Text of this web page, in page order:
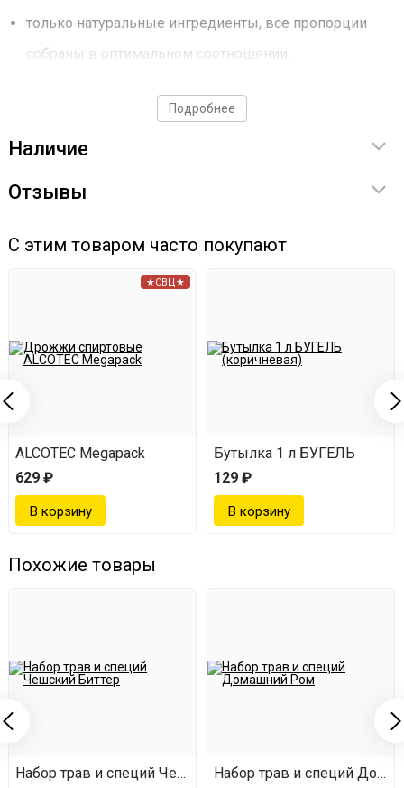
только натуральные ингредиенты, все пропорции
собраны в оптимальном соотношении;
Способ приготовления
Содержимое упаковки заливаем литром самогона
Добавляем две столовые ложки декстрозы;
Настаиваем в тёмном месте 2 недели;
Подробнее
Наличие
Отзывы
С этим товаром часто покупают
★СВЦ★
ALCOTEC Megapack
629 ₽
Бутылка 1 л БУГЕЛЬ
129 ₽
Похожие товары
Ром
Набор трав и специй Чешский БиттерНабор трав и специй